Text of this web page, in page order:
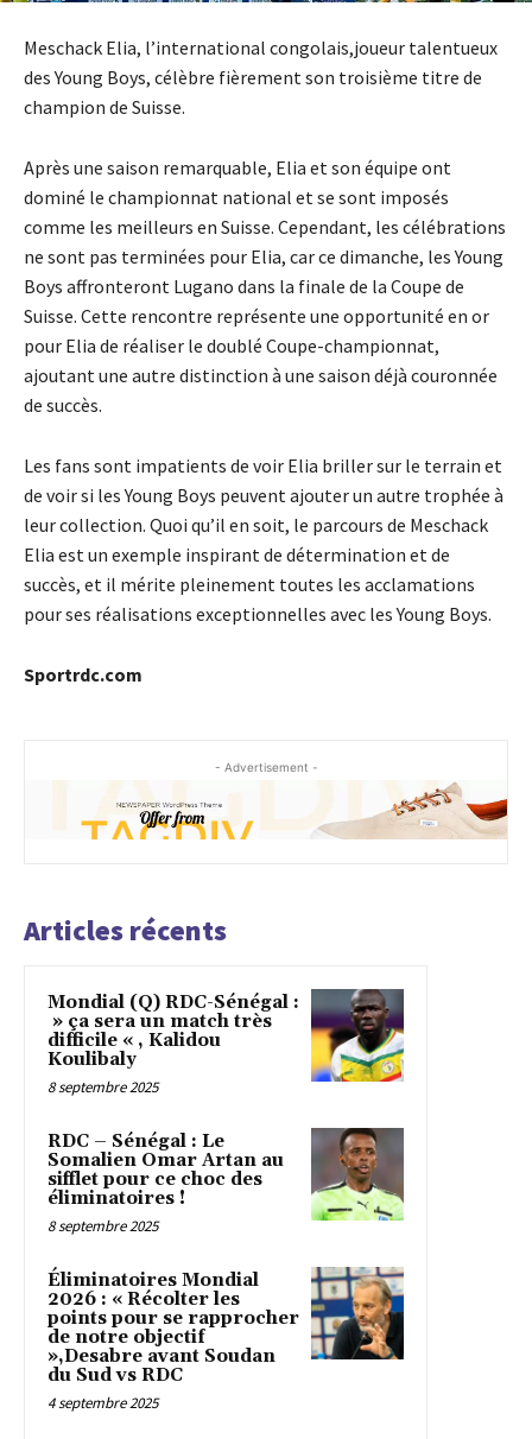
Meschack Elia, l’international congolais,joueur talentueux
des Young Boys, célèbre fièrement son troisième titre de
champion de Suisse.
Après une saison remarquable, Elia et son équipe ont
dominé le championnat national et se sont imposés
comme les meilleurs en Suisse. Cependant, les célébrations
ne sont pas terminées pour Elia, car ce dimanche, les Young
Boys affronteront Lugano dans la finale de la Coupe de
Suisse. Cette rencontre représente une opportunité en or
pour Elia de réaliser le doublé Coupe-championnat,
ajoutant une autre distinction à une saison déjà couronnée
de succès.
Les fans sont impatients de voir Elia briller sur le terrain et
de voir si les Young Boys peuvent ajouter un autre trophée à
leur collection. Quoi qu’il en soit, le parcours de Meschack
Elia est un exemple inspirant de détermination et de
succès, et il mérite pleinement toutes les acclamations
pour ses réalisations exceptionnelles avec les Young Boys.
Sportrdc.com
- Advertisement -
Articles récents
Mondial (Q) RDC-Sénégal :
» ça sera un match très
difficile « , Kalidou
Koulibaly
8 septembre 2025
RDC – Sénégal : Le
Somalien Omar Artan au
sifflet pour ce choc des
éliminatoires !
8 septembre 2025
Éliminatoires Mondial
2026 : « Récolter les
points pour se rapprocher
de notre objectif
»,Desabre avant Soudan
du Sud vs RDC
4 septembre 2025